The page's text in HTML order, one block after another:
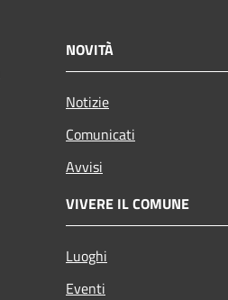
NOVITÀ
Notizie
Comunicati
Avvisi
VIVERE IL COMUNE
Luoghi
Eventi